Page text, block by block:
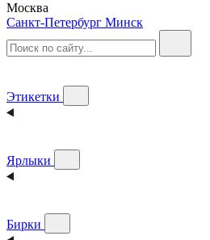
Москва
Санкт-Петербург Минск
Этикетки
Ярлыки
Бирки